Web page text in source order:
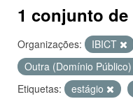
1 conjunto
Organizações: IBICT
Outra (Domínio Público)
Etiquetas:
estágio